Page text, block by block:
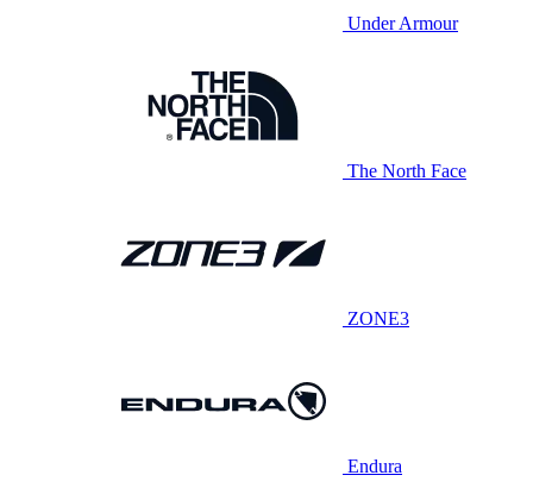
Under Armour
The North Face
ZONE3
Endura